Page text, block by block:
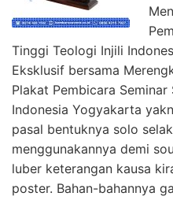
Tinggi Teologi Injili
Eksklusif bersama
Plakat Pembicara
Indonesia Yogyakarta
pasal bentuknya solo
menggunakannya demi
luber keterangan kausa
poster. Bahan-bahannya